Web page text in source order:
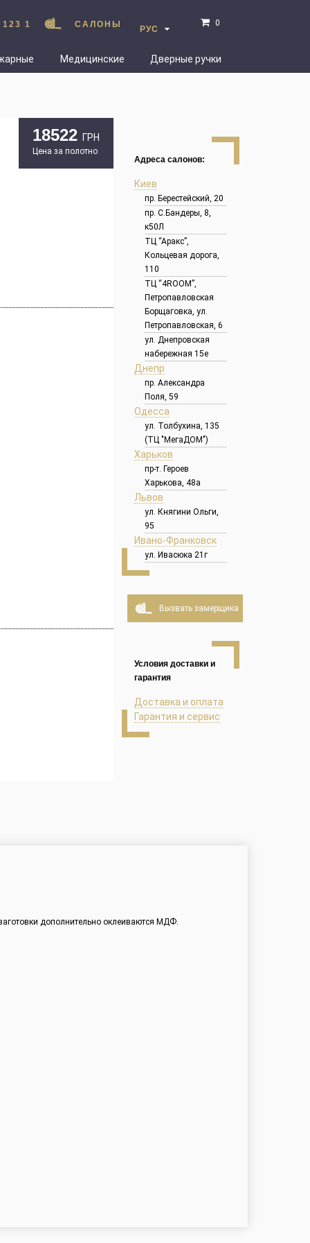
1 САЛОНЫ РУС
0
Медицинские Дверные ручки
18522 ГРН
Цена за полотно
Адреса салонов:
Киев
пр. Берестейский, 20
пр. С.Бандеры, 8,
к50Л
ТЦ “Аракс”,
Кольцевая дорога,
110
ТЦ “4ROOM”,
Петропавловская
Борщаговка, ул.
Петропавловская, 6
ул. Днепровская
набережная 15е
Днепр
пр. Александра
Поля, 59
Одесса
ул. Толбухина, 135
(ТЦ "МегаДОМ")
Харьков
пр-т. Героев
Харькова, 48а
Львов
ул. Княгини Ольги,
95
Ивано-Франковск
ул. Ивасюка 21г
Вызвать замерщика
Условия доставки и
гарантия
Доставка и оплата
Гарантия и сервис
дополнительно оклеиваются МДФ.